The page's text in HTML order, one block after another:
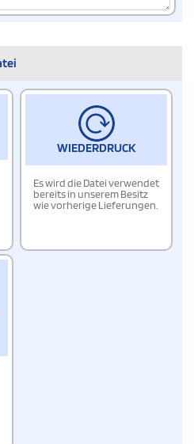
WIEDERDRUCK
Es wird die Datei verwendet
bereits in unserem Besitz
wie vorherige Lieferungen.